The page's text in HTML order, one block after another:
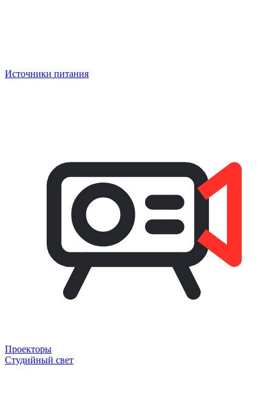
Источники питания
Проекторы
Студийный свет